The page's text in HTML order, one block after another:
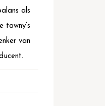
als
tawny’s
van